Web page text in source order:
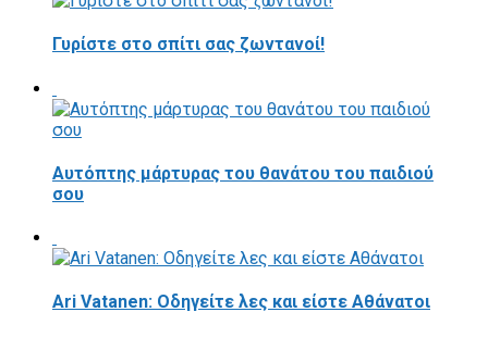
Γυρίστε στο σπίτι σας ζωντανοί!
Αυτόπτης μάρτυρας του θανάτου του παιδιού
σου
Ari Vatanen: Οδηγείτε λες και είστε Αθάνατοι